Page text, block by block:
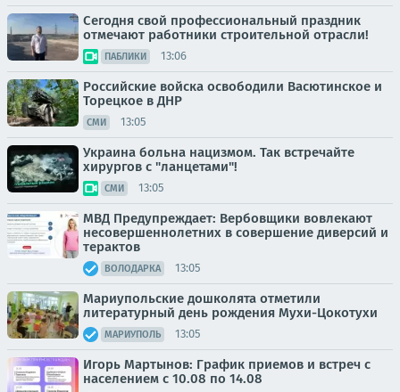
Сегодня свой профессиональный праздник
отмечают работники строительной отрасли!
ПАБЛИКИ 13:06
Российские войска освободили Васютинское и
Торецкое в ДНР
СМИ 13:05
Украина больна нацизмом. Так встречайте
хирургов с "ланцетами"!
СМИ 13:05
МВД Предупреждает: Вербовщики вовлекают
несовершеннолетних в совершение диверсий и
терактов
ВОЛОДАРКА 13:05
Мариупольские дошколята отметили
литературный день рождения Мухи-Цокотухи
МАРИУПОЛЬ 13:05
Игорь Мартынов: График приемов и встреч с
населением с 10.08 по 14.08